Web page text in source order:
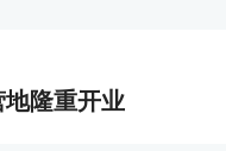
隆重开业